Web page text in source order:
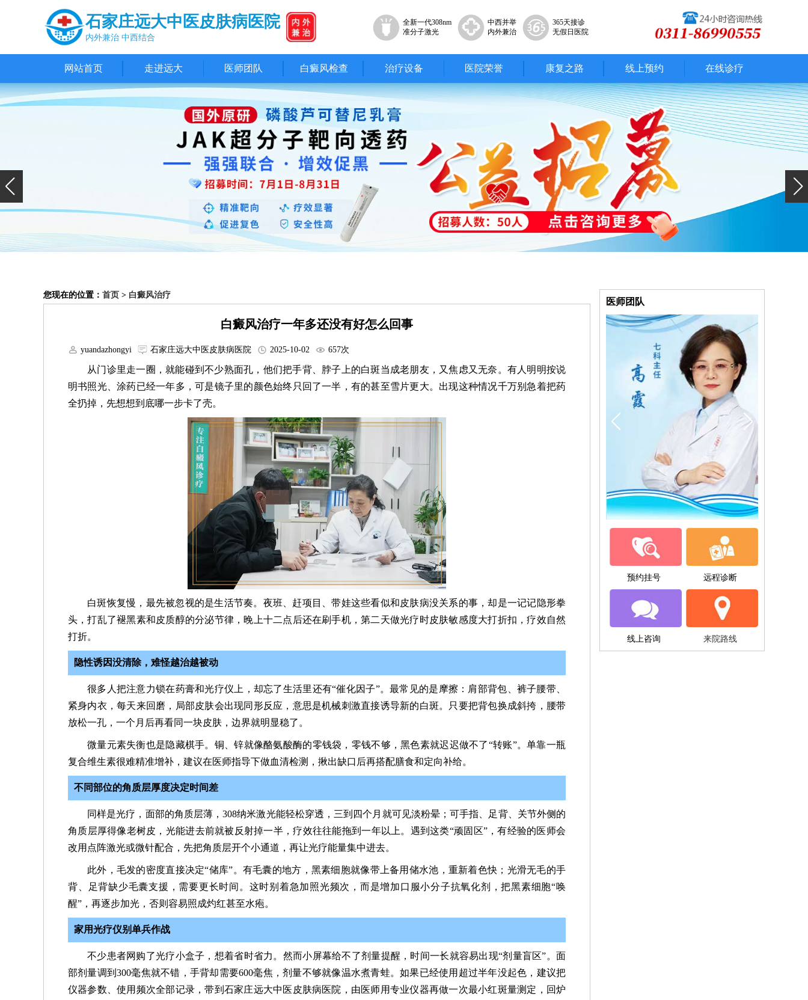
石家庄远大中医皮肤病医院
内外兼治 中西结合
全新一代308nm
准分子激光
中西并举
内外兼治
365天接诊
无假日医院
网站首页 走进远大 医师团队 白癜风检查 治疗设备 医院荣誉 康复之路 线上预约 在线诊疗
您现在的位置： 首页 > 白癜风治疗
白癜风治疗一年多还没有好怎么回事
yuandazhongyi 石家庄远大中医皮肤病医院 2025-10-02 657次
从门诊里走一圈，就能碰到不少熟面孔，他们把手背、脖子上的白斑当成老朋友，又焦虑又无奈。有人明明按说
明书照光、涂药已经一年多，可是镜子里的颜色始终只回了一半，有的甚至雪片更大。出现这种情况千万别急着把药
全扔掉，先想想到底哪一步卡了壳。
白斑恢复慢，最先被忽视的是生活节奏。夜班、赶项目、带娃这些看似和皮肤病没关系的事，却是一记记隐形拳
头，打乱了褪黑素和皮质醇的分泌节律，晚上十二点后还在刷手机，第二天做光疗时皮肤敏感度大打折扣，疗效自然
打折。
隐性诱因没清除，难怪越治越被动
很多人把注意力锁在药膏和光疗仪上，却忘了生活里还有“催化因子”。最常见的是摩擦：肩部背包、裤子腰带、
紧身内衣，每天来回磨，局部皮肤会出现同形反应，意思是机械刺激直接诱导新的白斑。只要把背包换成斜挎，腰带
放松一孔，一个月后再看同一块皮肤，边界就明显稳了。
微量元素失衡也是隐藏棋手。铜、锌就像酪氨酸酶的零钱袋，零钱不够，黑色素就迟迟做不了“转账”。单靠一瓶
复合维生素很难精准增补，建议在医师指导下做血清检测，揪出缺口后再搭配膳食和定向补给。
不同部位的角质层厚度决定时间差
同样是光疗，面部的角质层薄，308纳米激光能轻松穿透，三到四个月就可见淡粉晕；可手指、足背、关节外侧的
角质层厚得像老树皮，光能进去前就被反射掉一半，疗效往往能拖到一年以上。遇到这类“顽固区”，有经验的医师会
改用点阵激光或微针配合，先把角质层开个小通道，再让光疗能量集中进去。
此外，毛发的密度直接决定“储库”。有毛囊的地方，黑素细胞就像带上备用储水池，重新着色快；光滑无毛的手
背、足背缺少毛囊支援，需要更长时间。这时别着急加照光频次，而是增加口服小分子抗氧化剂，把黑素细胞“唤
醒”，再逐步加光，否则容易照成灼红甚至水疱。
家用光疗仪别单兵作战
不少患者网购了光疗小盒子，想着省时省力。然而小屏幕给不了剂量提醒，时间一长就容易出现“剂量盲区”。面
部剂量调到300毫焦就不错，手背却需要600毫焦，剂量不够就像温水煮青蛙。如果已经使用超过半年没起色，建议把
仪器参数、使用频次全部记录，带到石家庄远大中医皮肤病医院，由医师用专业仪器再做一次最小红斑量测定，回炉
医师团队
预约挂号 远程诊断
线上咨询 来院路线